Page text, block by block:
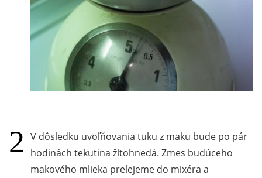
V dôsledku uvoľňovania tuku z maku bude po pár
hodinách tekutina žltohnedá. Zmes budúceho
makového mlieka prelejeme do mixéra a